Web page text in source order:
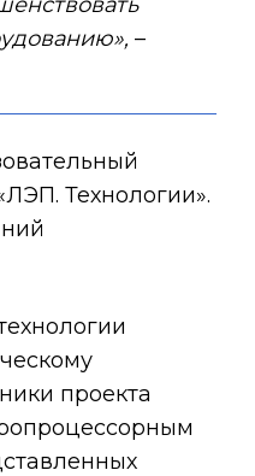
–
Технологии».
проекта